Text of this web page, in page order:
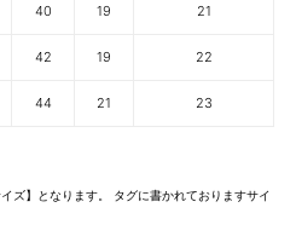
40 19 21
42 19 22
44 21 23
ズ】となります。 タグに書かれておりますサイ